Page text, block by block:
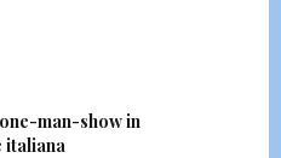
man-show in
italiana